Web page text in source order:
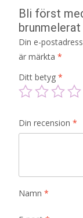
Bli först
Din e-
är märkta *
Ditt betyg *
Din recension *
Namn *